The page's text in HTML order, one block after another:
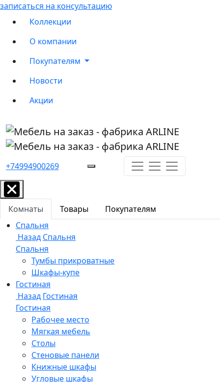
записаться на консультацию
Коллекции
О компании
Покупателям
Новости
Акции
+74994900269